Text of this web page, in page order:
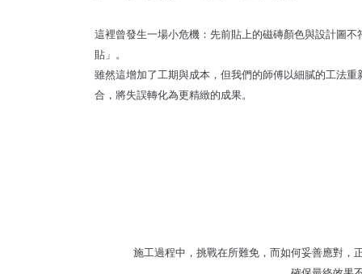
這裡曾發生一場小危機：先前貼上的磁磚顏色與設計圖
貼」。
雖然這增加了工期與成本，但我們的師傅以細膩的工法
合，將失誤轉化為更精緻的成果。
施工過程中，挑戰在所難免，而如何妥善應對，